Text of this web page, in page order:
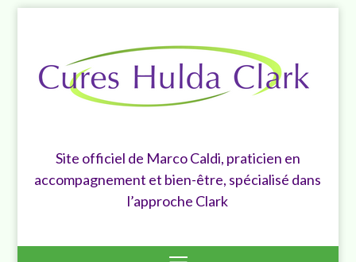
Site officiel de Marco Caldi, praticien en
accompagnement et bien-être, spécialisé dans
l’approche Clark